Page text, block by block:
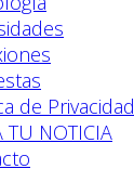
de Privacidad
TU NOTICIA